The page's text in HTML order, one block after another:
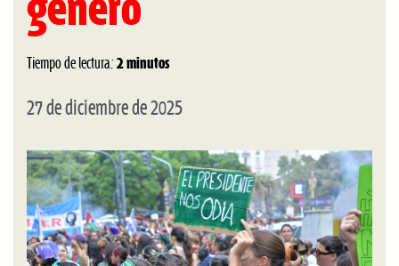
género
Tiempo de lectura: 2 minutos
27 de diciembre de 2025